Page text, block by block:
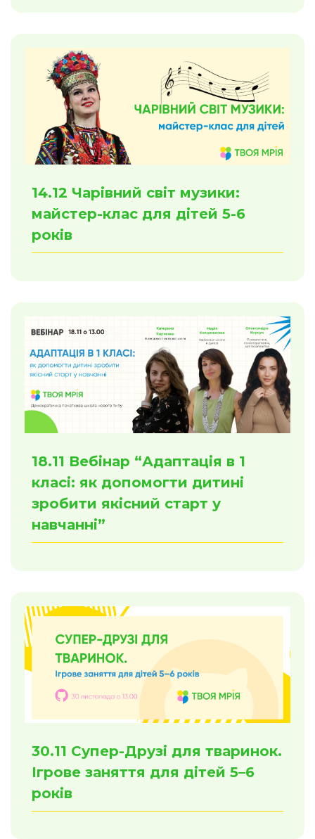
14.12 Чарівний світ музики:
майстер-клас для дітей 5-6
років
18.11 Вебінар “Адаптація в 1
класі: як допомогти дитині
зробити якісний старт у
навчанні”
30.11 Супер-Друзі для тваринок.
Ігрове заняття для дітей 5–6
років